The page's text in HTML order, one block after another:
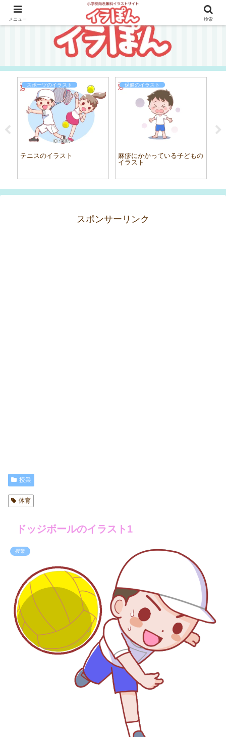
スポーツのイラスト
テニスのイラスト
保健のイラスト
麻疹にかかっている子どもの
イラスト
スポンサーリンク
授業
体育
ドッジボールのイラスト1
授業
メニュー 検索